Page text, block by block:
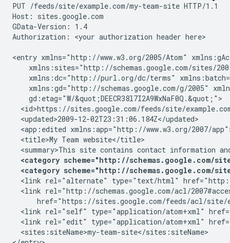
PUT /feeds/site/example.com/my-team-site HTTP/1.1
Host: sites.google.com
GData-Version: 1.4
Authorization: <your authorization header here>
<entry xmlns="http://www.w3.org/2005/Atom"
xmlns:sites="http://schemas.google.com/sites/
xmlns:dc="http://purl.org/dc/terms"
xmlns:gd="http://schemas.google.com/g/2005"
    gd:etag="W/&quot;DEECR38l7I2A9WxNaF0Q.&quot;">
  <id>https://sites.google.com/feeds/site/
  <updated>2009-12-02T23:31:06.184Z</updated>
<app:edited xmlns:app="http://www.w3.org/2007/
  <title>My Team website</title>
<summary>This site contains contact information
<category scheme="http://schemas.google.com/
<category scheme="http://schemas.google.com/
<link rel="alternate" type="text/html"
<link rel="http://schemas.google.com/acl/
      href="https://sites.google.com/feeds/acl/site/
<link rel="self" type="application/atom+xml"
<link rel="edit" type="application/atom+xml"
  <sites:siteName>
my-team-site</sites:siteName>